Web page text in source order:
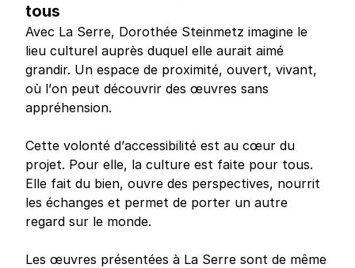
tous
Avec La Serre, Dorothée Steinmetz imagine le
lieu culturel auprès duquel elle aurait aimé
grandir. Un espace de proximité, ouvert, vivant,
où l’on peut découvrir des œuvres sans
appréhension.
Cette volonté d’accessibilité est au cœur du
projet. Pour elle, la culture est faite pour tous.
Elle fait du bien, ouvre des perspectives, nourrit
les échanges et permet de porter un autre
regard sur le monde.
Les œuvres présentées à La Serre sont de même